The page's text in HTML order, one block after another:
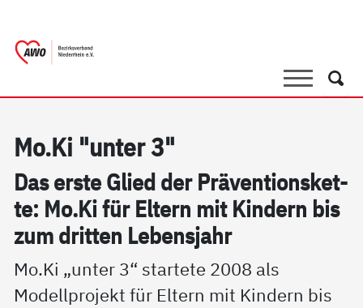
SucheSuche
Mo.Ki "un­ter 3"
Das ers­te Glied der Präv­en­ti­ons­ket­
te: Mo.Ki für El­tern mit Kin­dern bis
zum drit­ten Le­bens­jahr
Mo.Ki „unter 3“ startete 2008 als
Modellprojekt für Eltern mit Kindern bis